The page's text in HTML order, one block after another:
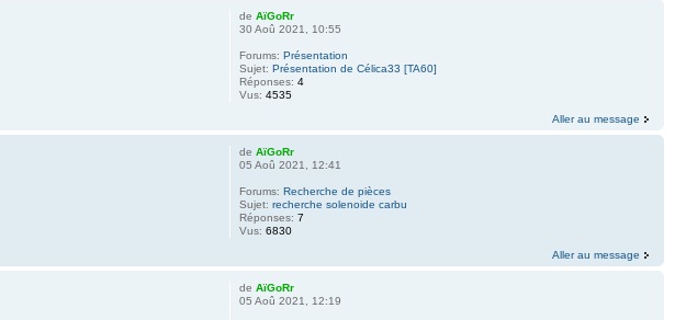
de AïGoRr
30 Aoû 2021, 10:55
Forums: Présentation
Sujet: Présentation de Célica33 [TA60]
Réponses: 4
Vus: 4535
Aller au message
de AïGoRr
05 Aoû 2021, 12:41
Forums: Recherche de pièces
Sujet: recherche solenoide carbu
Réponses: 7
Vus: 6830
Aller au message
de AïGoRr
05 Aoû 2021, 12:19